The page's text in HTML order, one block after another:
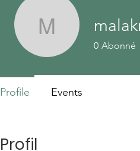
Profil
0 Abonné
Profile Events